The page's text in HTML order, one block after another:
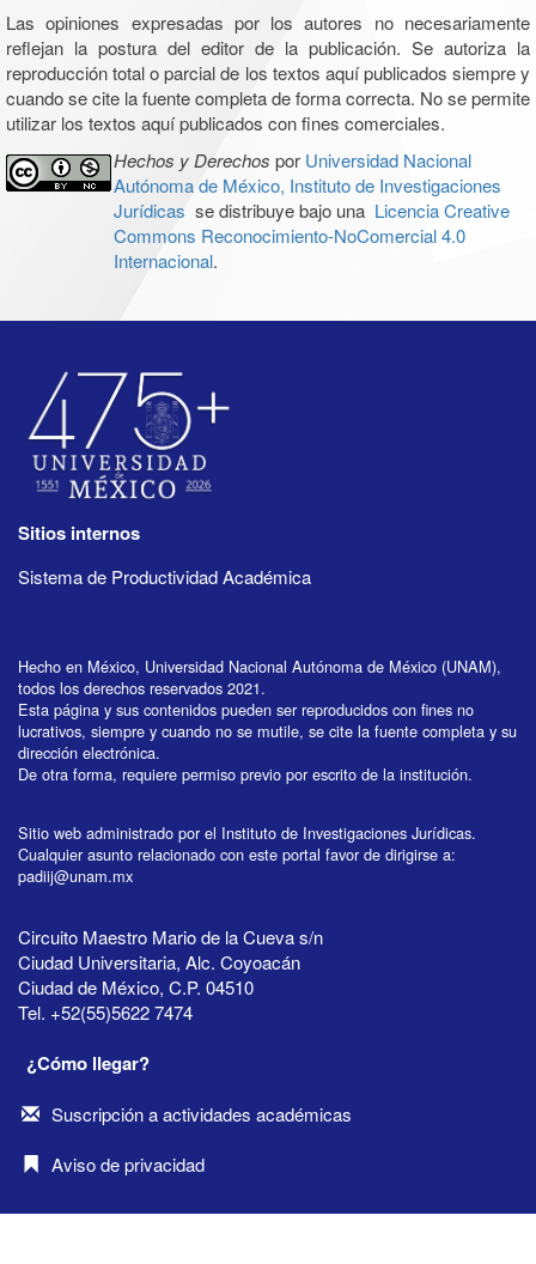
Las opiniones expresadas por los autores no necesariamente
reflejan la postura del editor de la publicación. Se autoriza la
reproducción total o parcial de los textos aquí publicados siempre y
cuando se cite la fuente completa de forma correcta. No se permite
utilizar los textos aquí publicados con fines comerciales.
Hechos y Derechos por Universidad Nacional
Autónoma de México, Instituto de Investigaciones
Jurídicas se distribuye bajo una Licencia Creative
Commons Reconocimiento-NoComercial 4.0
Internacional.
Sitios internos
Sistema de Productividad Académica
Hecho en México, Universidad Nacional Autónoma de México (UNAM),
todos los derechos reservados 2021.
Esta página y sus contenidos pueden ser reproducidos con fines no
lucrativos, siempre y cuando no se mutile, se cite la fuente completa y su
dirección electrónica.
De otra forma, requiere permiso previo por escrito de la institución.
Sitio web administrado por el Instituto de Investigaciones Jurídicas.
Cualquier asunto relacionado con este portal favor de dirigirse a:
padiij@unam.mx
Circuito Maestro Mario de la Cueva s/n
Ciudad Universitaria, Alc. Coyoacán
Ciudad de México, C.P. 04510
Tel. +52(55)5622 7474
¿Cómo llegar?
Suscripción a actividades académicas
Aviso de privacidad